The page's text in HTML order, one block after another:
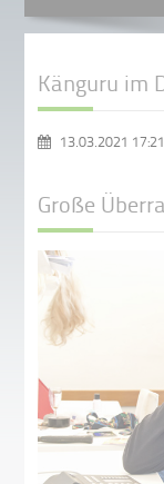
Känguru im
13.03.2021 17:21
Große